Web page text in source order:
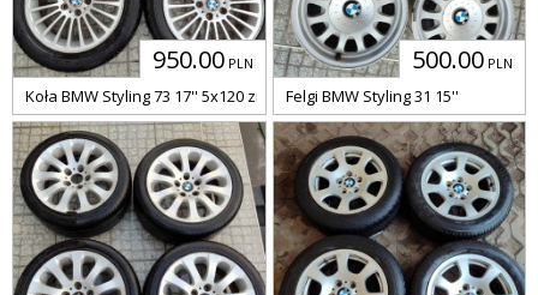
950.00 PLN
Koła BMW Styling 73 17'' 5x120 zima
500.00 PLN
Felgi BMW Styling 31 15''